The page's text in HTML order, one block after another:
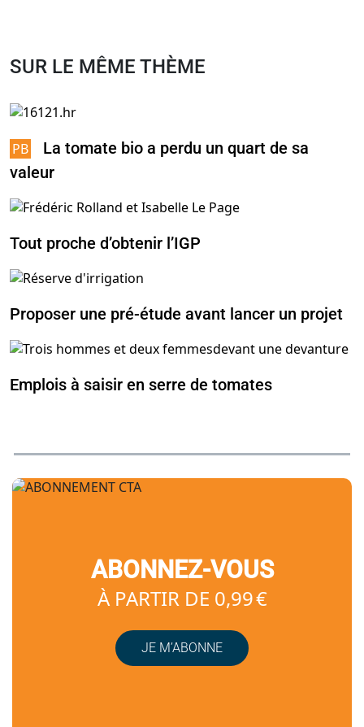
SUR LE MÊME THÈME
La tomate bio a perdu un quart de sa
valeur
Tout proche d’obtenir l’IGP
Proposer une pré-étude avant lancer un projet
Emplois à saisir en serre de tomates
ABONNEZ-VOUS
À PARTIR DE 0,99 €
JE M’ABONNE